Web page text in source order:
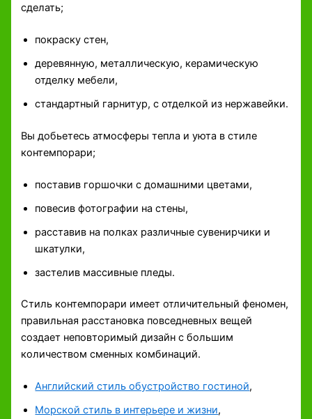
сделать;
покраску стен,
деревянную, металлическую, керамическую
отделку мебели,
стандартный гарнитур, с отделкой из нержавейки.
Вы добьетесь атмосферы тепла и уюта в стиле
контемпорари;
поставив горшочки с домашними цветами,
повесив фотографии на стены,
расставив на полках различные сувенирчики и
шкатулки,
застелив массивные пледы.
Стиль контемпорари имеет отличительный феномен,
правильная расстановка повседневных вещей
создает неповторимый дизайн с большим
количеством сменных комбинаций.
Английский стиль обустройство гостиной,
Морской стиль в интерьере и жизни,